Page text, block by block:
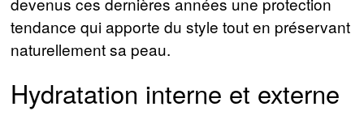
tendance qui apporte du style tout en préservant
naturellement sa peau.
Hydratation interne et externe